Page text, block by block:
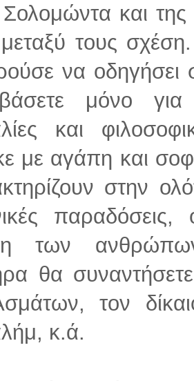
Σολομώντα και
μεταξύ τους
να οδηγήσει
μόνο
και
με αγάπη και
στην
των
θα
τον
κ.ά.